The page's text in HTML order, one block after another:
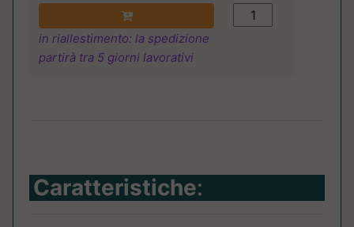
in riallestimento: la spedizione
partirà tra 5 giorni lavorativi
Caratteristiche: